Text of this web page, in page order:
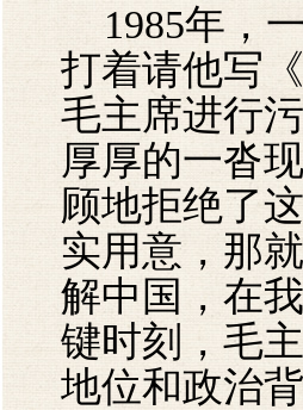
1985年，
打着请他写
毛主席进行
厚厚的一沓
顾地拒绝了
实用意，那
解中国，在
键时刻，毛
地位和政治